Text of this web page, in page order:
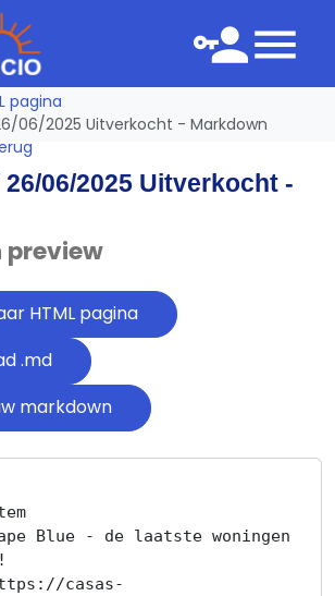
pagina
06/2025 Uitverkocht - Markdown
06/2025 Uitverkocht -
preview
HTML pagina
.md
markdown
Blue - de laatste woningen
casas-